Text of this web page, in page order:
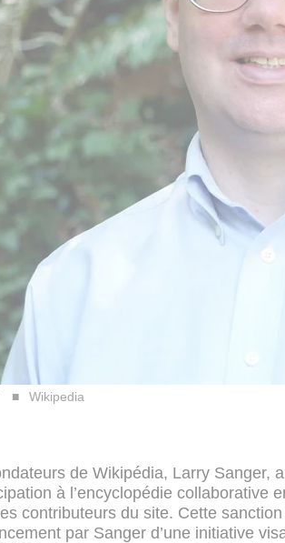
Wikipedia
de Wikipédia, Larry Sanger,
à l’encyclopédie collaborative
contributeurs du site. Cette
par Sanger d’une initiative